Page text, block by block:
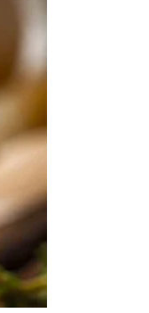
para
e escolha
pelo que